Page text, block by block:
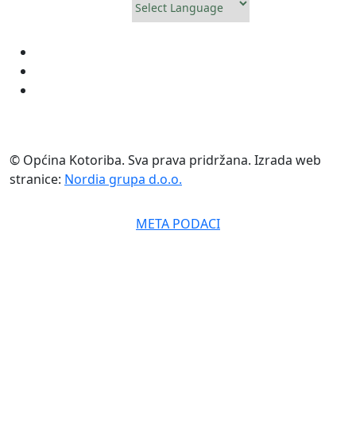
© Općina Kotoriba. Sva prava pridržana. Izrada web
stranice: Nordia grupa d.o.o.
META PODACI